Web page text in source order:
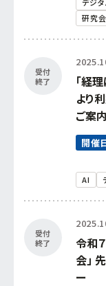
産学官で
海外展開
中小企業支援センタ
経営支援課
新事業・販路開
よろず支援拠点
事業承継・引継
中小企業活性化
国際経済交流センタ
支援グループ
研究会
受付
終了
「経
より
ご案内
開催
AI
受付
終了
令和
会」
ー